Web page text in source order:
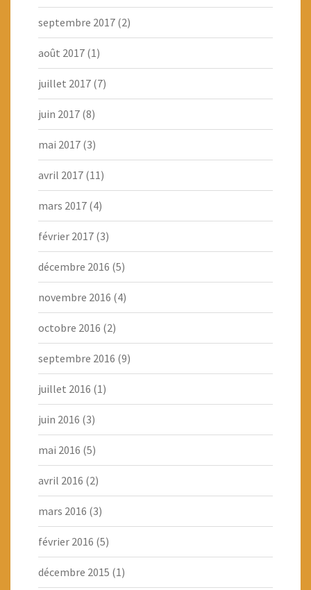
septembre 2017 (2)
août 2017 (1)
juillet 2017 (7)
juin 2017 (8)
mai 2017 (3)
avril 2017 (11)
mars 2017 (4)
février 2017 (3)
décembre 2016 (5)
novembre 2016 (4)
octobre 2016 (2)
septembre 2016 (9)
juillet 2016 (1)
juin 2016 (3)
mai 2016 (5)
avril 2016 (2)
mars 2016 (3)
février 2016 (5)
décembre 2015 (1)